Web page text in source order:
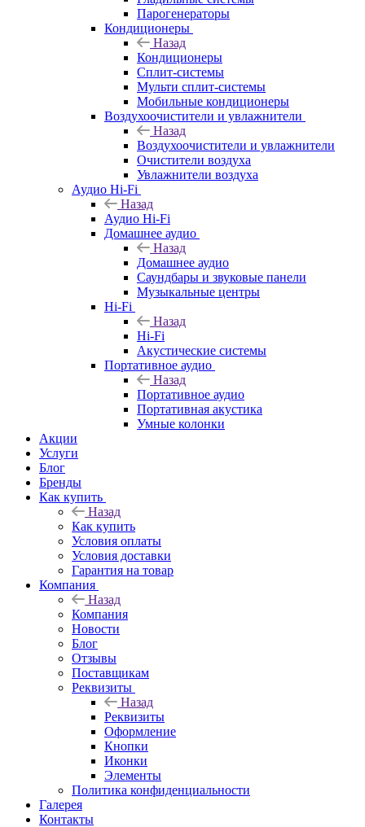
Парогенераторы
Кондиционеры
Назад
Кондиционеры
Сплит-системы
Мульти сплит-системы
Мобильные кондиционеры
Воздухоочистители и увлажнители
Назад
Воздухоочистители и увлажнители
Очистители воздуха
Увлажнители воздуха
Аудио Hi-Fi
Назад
Аудио Hi-Fi
Домашнее аудио
Назад
Домашнее аудио
Саундбары и звуковые панели
Музыкальные центры
Hi-Fi
Назад
Hi-Fi
Акустические системы
Портативное аудио
Назад
Портативное аудио
Портативная акустика
Умные колонки
Акции
Услуги
Блог
Бренды
Как купить
Назад
Как купить
Условия оплаты
Условия доставки
Гарантия на товар
Компания
Назад
Компания
Новости
Блог
Отзывы
Поставщикам
Реквизиты
Назад
Реквизиты
Оформление
Кнопки
Иконки
Элементы
Политика конфиденциальности
Галерея
Контакты